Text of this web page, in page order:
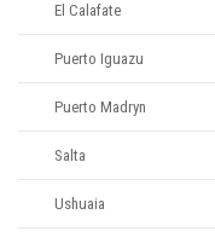
El Calafate
Puerto Iguazu
Puerto Madryn
Salta
Ushuaia